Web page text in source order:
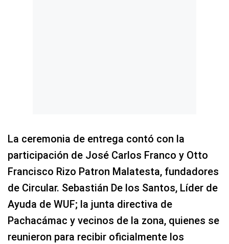
La ceremonia de entrega contó con la
participación de José Carlos Franco y Otto
Francisco Rizo Patron Malatesta, fundadores
de Circular. Sebastián De los Santos, Líder de
Ayuda de WUF; la junta directiva de
Pachacámac y vecinos de la zona, quienes se
reunieron para recibir oficialmente los